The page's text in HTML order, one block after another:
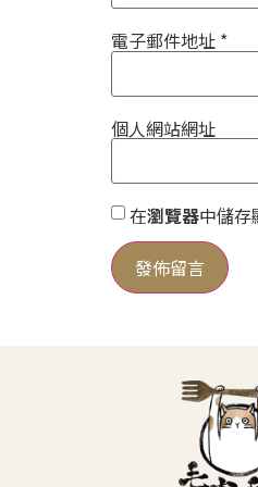
電子郵件地址 *
個人網站網址
在瀏覽器中儲存